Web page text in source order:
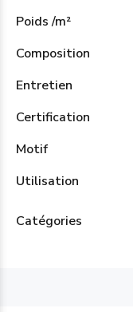
Poids /m²
Composition
Entretien
Certification
Motif
Utilisation
Catégories